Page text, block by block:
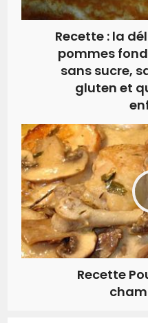
Recette : la
pommes
sans sucre,
gluten et
Recette